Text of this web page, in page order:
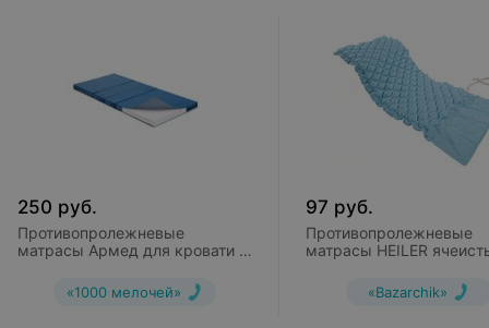
250 руб.
Противопролежневые
матрасы Армед для кровати 4
«1000 мелочей»
97 руб.
Противопролежневые
матрасы HEILER
«Bazarchik»